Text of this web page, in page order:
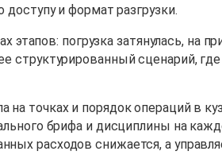
и формат разгрузки.
погрузка затянулась, на
структурированный сценарий,
точках и порядок операций в
брифа и дисциплины на
расходов снижается, а